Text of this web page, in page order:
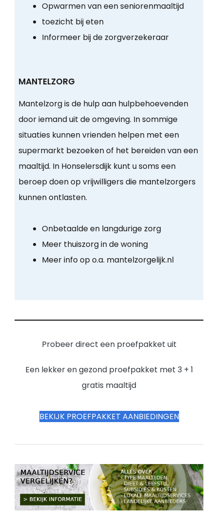
Opwarmen van een seniorenmaaltijd
toezicht bij eten
Informeer bij de zorgverzekeraar
MANTELZORG
Mantelzorg is de hulp aan hulpbehoevenden
door iemand uit de omgeving. In sommige
situaties kunnen vrienden helpen met een
supermarkt bezoeken of het bereiden van een
maaltijd. In Honselersdijk kunt u soms een
beroep doen op vrijwilligers die mantelzorgers
kunnen ontlasten.
Onbetaalde en langdurige zorg
Meer thuiszorg in de woning
Meer info op o.a. mantelzorgelijk.nl
Probeer direct een proefpakket uit
Een lekker en gezond proefpakket met 3 + 1
gratis maaltijd
BEKIJK PROEFPAKKET AANBIEDINGEN